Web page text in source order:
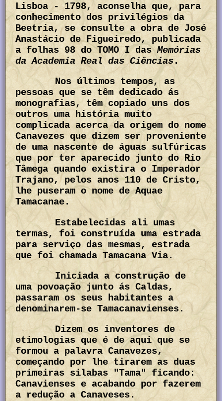
Lisboa - 1798, aconselha que, para
conhecimento dos privilégios da
Beetria, se consulte a obra de José
Anastácio de Figueiredo, publicada
a folhas 98 do TOMO I dasMemórias
da Academia Real das Ciências.
Nos últimos tempos, as
pessoas que se têm dedicado ás
monografias, têm copiado uns dos
outros uma história muito
complicada acerca da origem do nome
Canavezes que dizem ser proveniente
de uma nascente de águas sulfúricas
que por ter aparecido junto do Rio
Tâmega quando existira o Imperador
Trajano, pelos anos 110 de Cristo,
lhe puseram o nome de Aquae
Tamacanae.
Estabelecidas ali umas
termas, foi construída uma estrada
para serviço das mesmas, estrada
que foi chamada Tamacana Via.
Iniciada a construção de
uma povoação junto ás Caldas,
passaram os seus habitantes a
denominarem-se Tamacanavienses.
Dizem os inventores de
etimologias que é de aqui que se
formou a palavra Canavezes,
começando por lhe tirarem as duas
primeiras silabas "Tama" ficando:
Canavienses e acabando por fazerem
a redução a Canaveses.